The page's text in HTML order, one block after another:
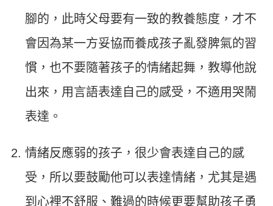
腳的，此時父母要有一致的教養態度，才不
會因為某一方妥協而養成孩子亂發脾氣的習
慣，也不要隨著孩子的情緒起舞，教導他說
出來，用言語表達自己的感受，不適用哭鬧
表達。
情緒反應弱的孩子，很少會表達自己的感
受，所以要鼓勵他可以表達情緒，尤其是遇
到心裡不舒服、難過的時候更要幫助孩子勇